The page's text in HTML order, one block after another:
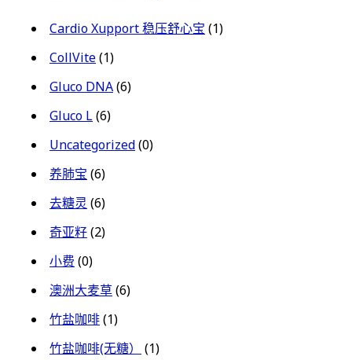
Cardio Xupport 稳压舒心宝 (1)
CollVite(1)
Gluco DNA(6)
Gluco L(6)
Uncategorized(0)
养肺宝 (6)
去糖灵(6)
奇亚籽(2)
小费 (0)
澳洲大麦草(6)
竹盐咖啡(1)
竹盐咖啡(无糖）
(1)